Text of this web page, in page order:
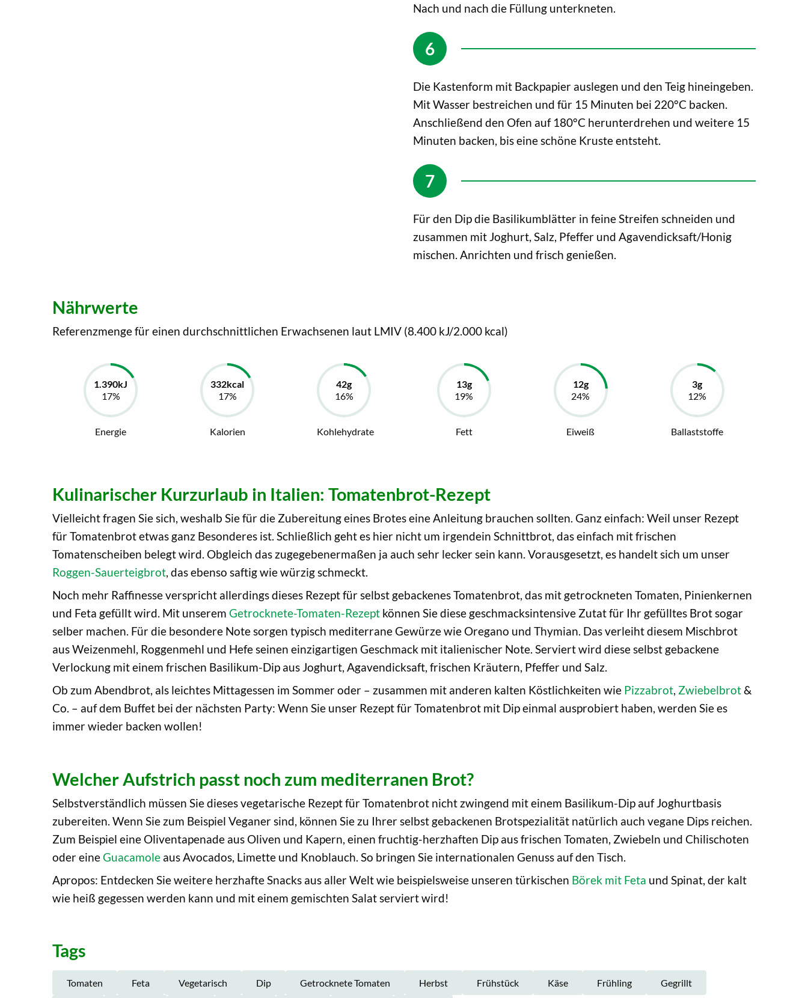
Nach und nach die Füllung unterkneten.
Die Kastenform mit Backpapier auslegen und den Teig hineingeben.
Mit Wasser bestreichen und für 15 Minuten bei 220°C backen.
Anschließend den Ofen auf 180°C herunterdrehen und weitere 15
Minuten backen, bis eine schöne Kruste entsteht.
Für den Dip die Basilikumblätter in feine Streifen schneiden und
zusammen mit Joghurt, Salz, Pfeffer und Agavendicksaft/Honig
mischen. Anrichten und frisch genießen.
Nährwerte
Referenzmenge für einen durchschnittlichen Erwachsenen laut LMIV (8.400 kJ/2.000 kcal)
Energie Kalorien Kohlehydrate Fett Eiweiß Ballaststoffe
Kulinarischer Kurzurlaub in Italien: Tomatenbrot-Rezept
Vielleicht fragen Sie sich, weshalb Sie für die Zubereitung eines Brotes eine Anleitung brauchen sollten. Ganz einfach: Weil unser Rezept
für Tomatenbrot etwas ganz Besonderes ist. Schließlich geht es hier nicht um irgendein Schnittbrot, das einfach mit frischen
Tomatenscheiben belegt wird. Obgleich das zugegebenermaßen ja auch sehr lecker sein kann. Vorausgesetzt, es handelt sich um unser
Roggen-Sauerteigbrot , das ebenso saftig wie würzig schmeckt.
Noch mehr Raffinesse verspricht allerdings dieses Rezept für selbst gebackenes Tomatenbrot, das mit getrockneten Tomaten, Pinienkernen
und Feta gefüllt wird. Mit unserem Getrocknete-Tomaten-Rezept können Sie diese geschmacksintensive Zutat für Ihr gefülltes Brot sogar
selber machen. Für die besondere Note sorgen typisch mediterrane Gewürze wie Oregano und Thymian. Das verleiht diesem Mischbrot
aus Weizenmehl, Roggenmehl und Hefe seinen einzigartigen Geschmack mit italienischer Note. Serviert wird diese selbst gebackene
Verlockung mit einem frischen Basilikum-Dip aus Joghurt, Agavendicksaft, frischen Kräutern, Pfeffer und Salz.
Ob zum Abendbrot, als leichtes Mittagessen im Sommer oder – zusammen mit anderen kalten Köstlichkeiten wie Pizzabrot Zwiebelbrot&
Co. – auf dem Buffet bei der nächsten Party: Wenn Sie unser Rezept für Tomatenbrot mit Dip einmal ausprobiert haben, werden Sie es
immer wieder backen wollen!
Welcher Aufstrich passt noch zum mediterranen Brot?
Selbstverständlich müssen Sie dieses vegetarische Rezept für Tomatenbrot nicht zwingend mit einem Basilikum-Dip auf Joghurtbasis
zubereiten. Wenn Sie zum Beispiel Veganer sind, können Sie zu Ihrer selbst gebackenen Brotspezialität natürlich auch vegane Dips reichen.
Zum Beispiel eine Oliventapenade aus Oliven und Kapern, einen fruchtig-herzhaften Dip aus frischen Tomaten, Zwiebeln und Chilischoten
oder eineGuacamole aus Avocados, Limette und Knoblauch. So bringen Sie internationalen Genuss auf den Tisch.
Apropos: Entdecken Sie weitere herzhafte Snacks aus aller Welt wie beispielsweise unseren türkischen Börek mit Feta und Spinat, der kalt
wie heiß gegessen werden kann und mit einem gemischten Salat serviert wird!
Tags
Tomaten Feta Vegetarisch Dip Getrocknete Tomaten Herbst Frühstück Käse Frühling Gegrillt